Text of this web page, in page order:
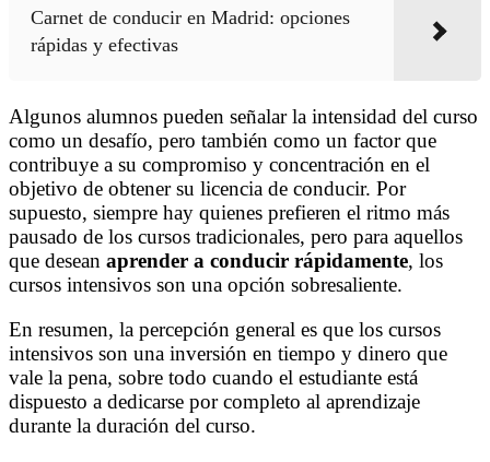
Carnet de conducir en Madrid: opciones
rápidas y efectivas
Algunos alumnos pueden señalar la intensidad del curso
como un desafío, pero también como un factor que
contribuye a su compromiso y concentración en el
objetivo de obtener su licencia de conducir. Por
supuesto, siempre hay quienes prefieren el ritmo más
pausado de los cursos tradicionales, pero para aquellos
que desean aprender a conducir rápidamente, los
cursos intensivos son una opción sobresaliente.
En resumen, la percepción general es que los cursos
intensivos son una inversión en tiempo y dinero que
vale la pena, sobre todo cuando el estudiante está
dispuesto a dedicarse por completo al aprendizaje
durante la duración del curso.